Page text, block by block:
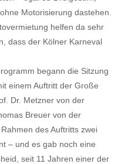
Motorisierung dastehen.
helfen da sehr
dass der Kölner Karneval
begann die Sitzung
einem Auftritt der Große
Dr. Metzner von der
Breuer von der
des Auftritts zwei
– und es gab noch eine
seit 11 Jahren einer der